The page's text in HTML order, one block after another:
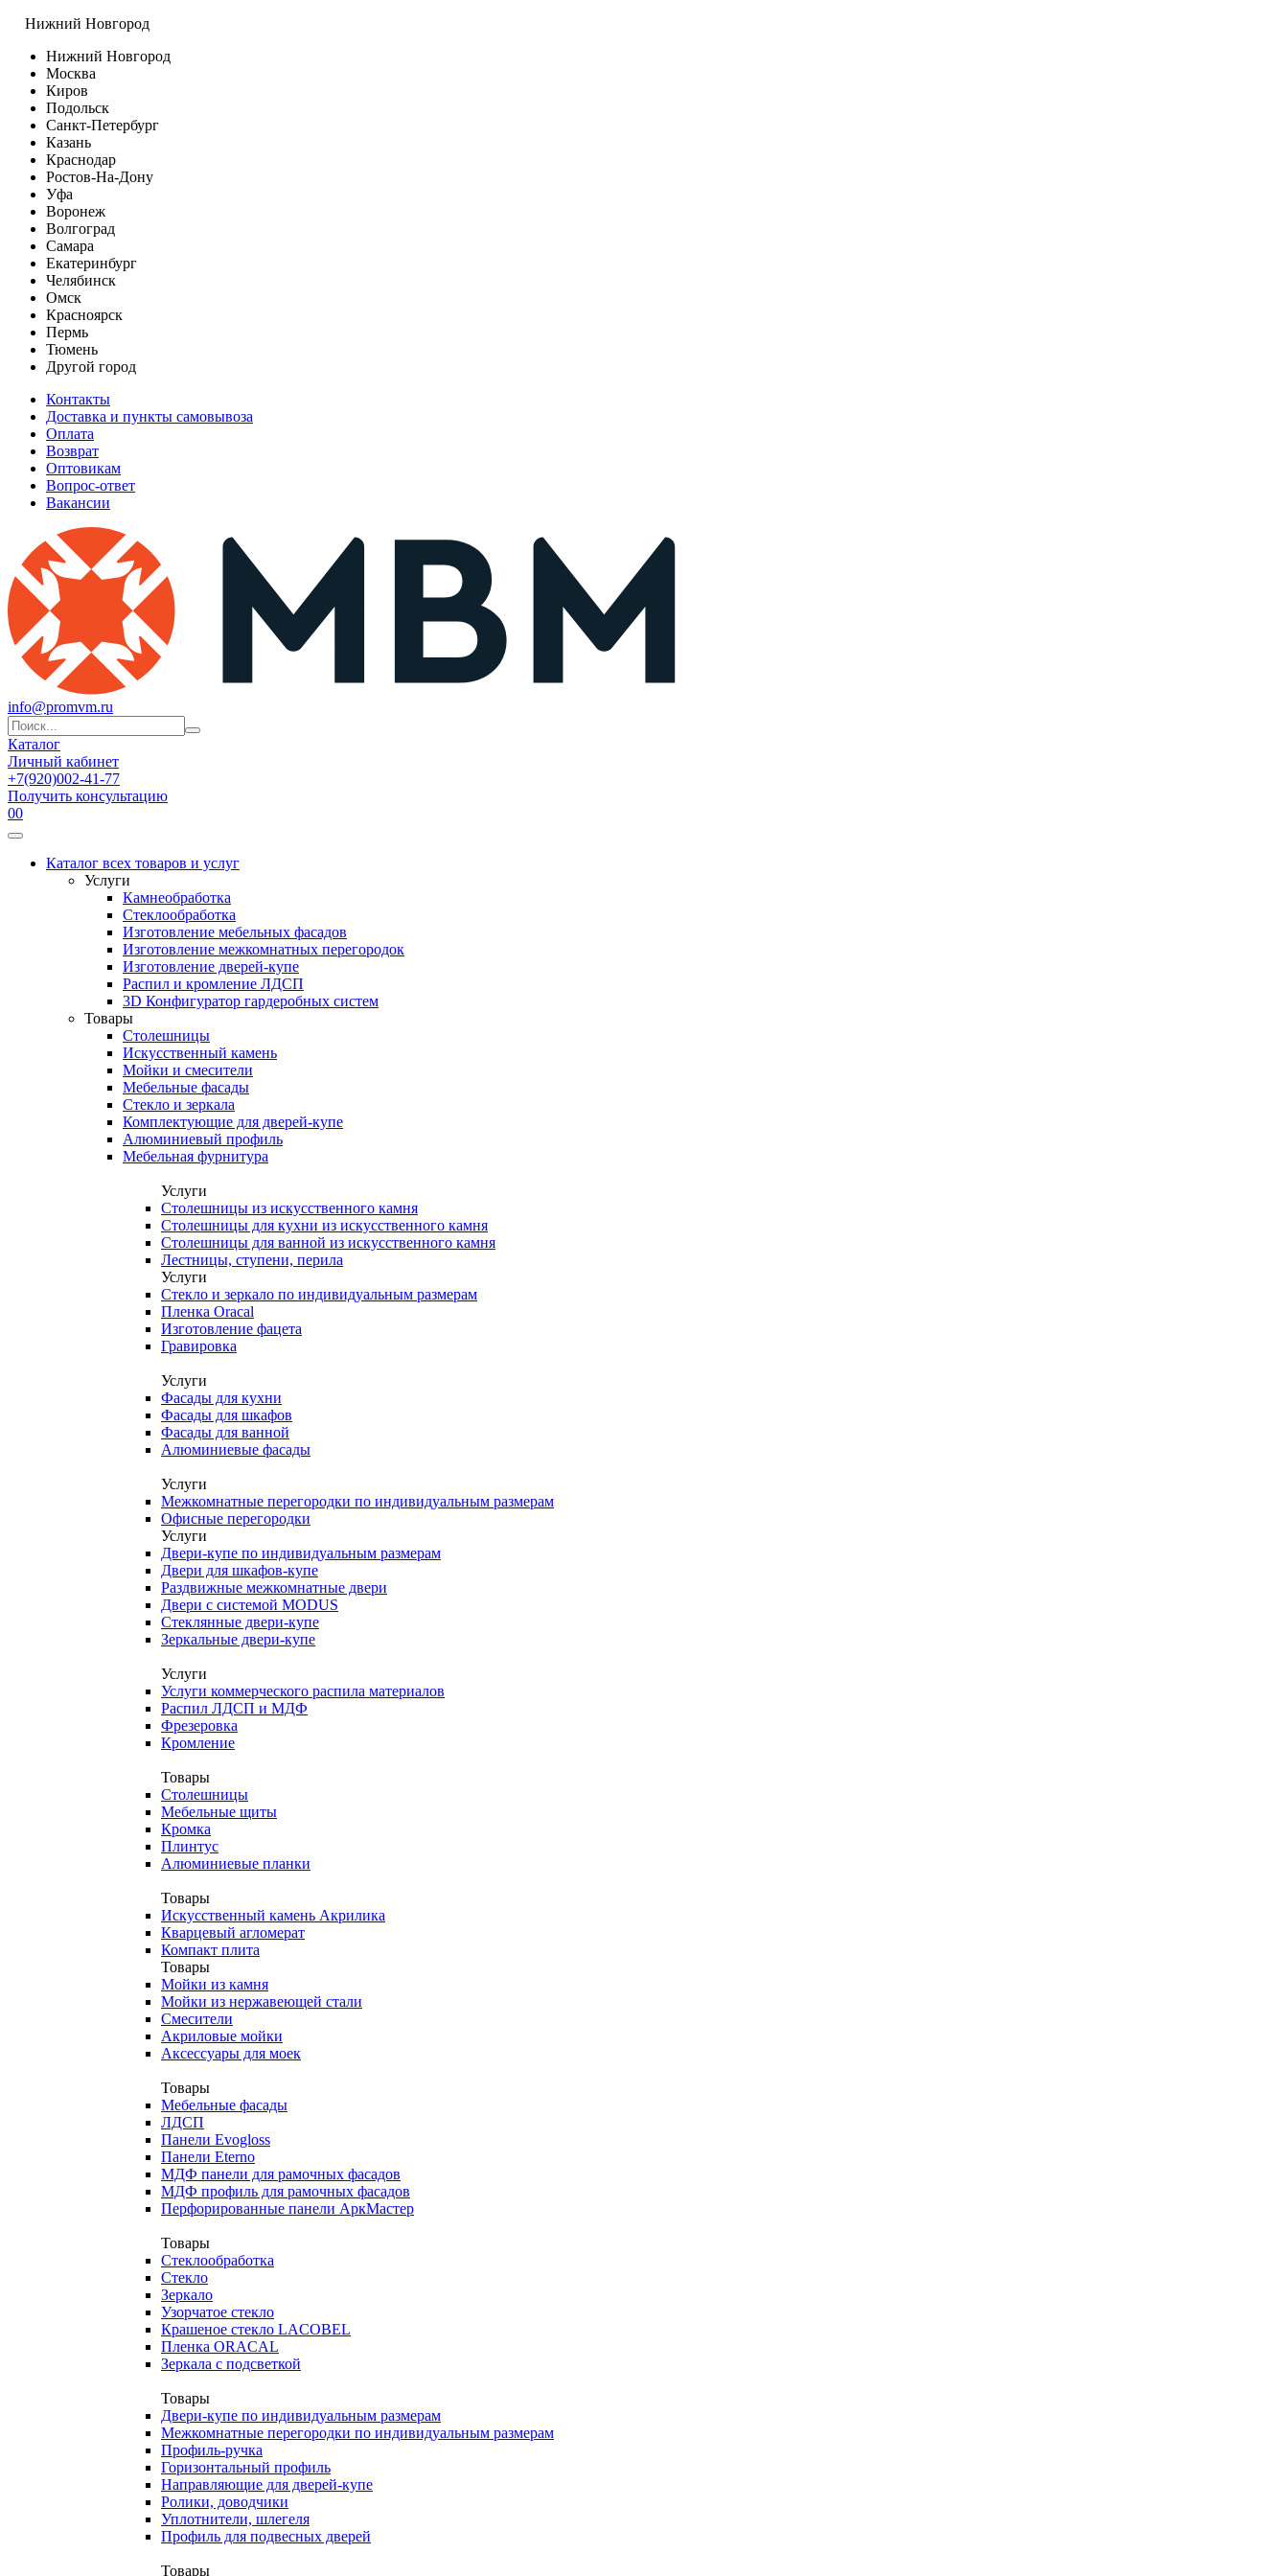
Нижний Новгород
Нижний Новгород
Москва
Киров
Подольск
Санкт-Петербург
Казань
Краснодар
Ростов-На-Дону
Уфа
Воронеж
Волгоград
Самара
Екатеринбург
Челябинск
Омск
Красноярск
Пермь
Тюмень
Другой город
Контакты
Доставка и пункты самовывоза
Оплата
Возврат
Оптовикам
Вопрос-ответ
Вакансии
info@promvm.ru
Каталог
Личный кабинет
+7(920)002-41-77
Получить консультацию
00
Каталог всех товаров и услуг
Услуги
Камнеобработка
Стеклообработка
Изготовление мебельных фасадов
Изготовление межкомнатных перегородок
Изготовление дверей-купе
Распил и кромление ЛДСП
3D Конфигуратор гардеробных систем
Товары
Столешницы
Искусственный камень
Мойки и смесители
Мебельные фасады
Стекло и зеркала
Комплектующие для дверей-купе
Алюминиевый профиль
Мебельная фурнитура
Услуги
Столешницы из искусственного камня
Столешницы для кухни из искусственного камня
Столешницы для ванной из искусственного камня
Лестницы, ступени, перила
Услуги
Стекло и зеркало по индивидуальным размерам
Пленка Oracal
Изготовление фацета
Гравировка
Услуги
Фасады для кухни
Фасады для шкафов
Фасады для ванной
Алюминиевые фасады
Услуги
Межкомнатные перегородки по индивидуальным размерам
Офисные перегородки
Услуги
Двери-купе по индивидуальным размерам
Двери для шкафов-купе
Раздвижные межкомнатные двери
Двери с системой MODUS
Стеклянные двери-купе
Зеркальные двери-купе
Услуги
Услуги коммерческого распила материалов
Распил ЛДСП и МДФ
Фрезеровка
Кромление
Товары
Столешницы
Мебельные щиты
Кромка
Плинтус
Алюминиевые планки
Товары
Искусственный камень Акрилика
Кварцевый агломерат
Компакт плита
Товары
Мойки из камня
Мойки из нержавеющей стали
Смесители
Акриловые мойки
Аксессуары для моек
Товары
Мебельные фасады
ЛДСП
Панели Evogloss
Панели Eterno
МДФ панели для рамочных фасадов
МДФ профиль для рамочных фасадов
Перфорированные панели АркМастер
Товары
Стеклообработка
Стекло
Зеркало
Узорчатое стекло
Крашеное стекло LACOBEL
Пленка ORACAL
Зеркала с подсветкой
Товары
Двери-купе по индивидуальным размерам
Межкомнатные перегородки по индивидуальным размерам
Профиль-ручка
Горизонтальный профиль
Направляющие для дверей-купе
Ролики, доводчики
Уплотнители, шлегеля
Профиль для подвесных дверей
Товары